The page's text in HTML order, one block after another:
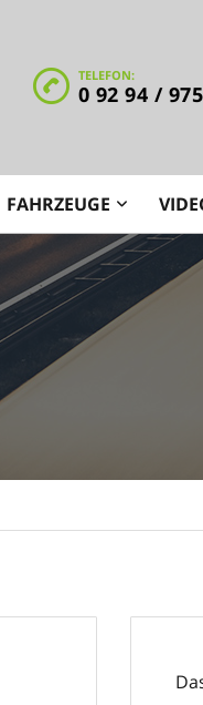
TELEFON:
0 92 94 /
FAHRZEUGE